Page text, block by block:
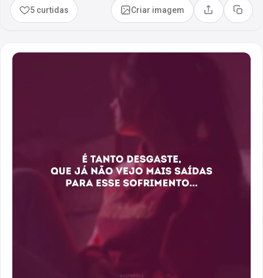
5 curtidas Criar imagem Compartilhar
Copiar